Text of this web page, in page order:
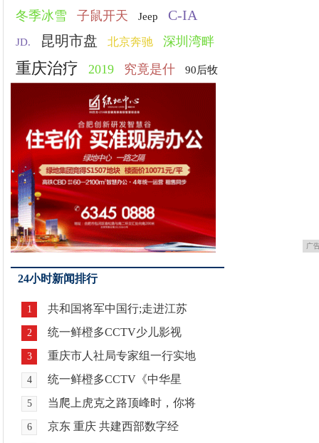
冬季冰雪 子鼠开天 Jeep C-IA
JD. 昆明市盘 北京奔驰 深圳湾畔
重庆治疗 2019 究竟是什 90后牧
广
24小时新闻排行
1 共和国将军中国行;走进江苏
2 统一鲜橙多CCTV少儿影视
3 重庆市人社局专家组一行实地
4 统一鲜橙多CCTV《中华星
5 当爬上虎克之路顶峰时，你将
6 京东 重庆 共建西部数字经